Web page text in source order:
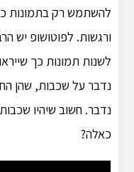
להשתמש רק בתמונות
ורגשות. לפוטושופ יש
לשנות תמונות כך
נדבר על שכבות, שהן
נדבר. חשוב שיהיו
כאלה?